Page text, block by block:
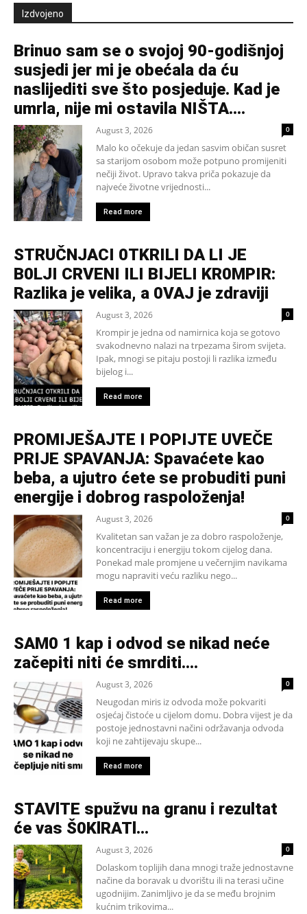
Izdvojeno
Brinuo sam se o svojoj 90-godišnjoj
susjedi jer mi je obećala da ću
naslijediti sve što posjeduje. Kad je
umrla, nije mi ostavila NIŠTA....
August 3, 2026 0
Malo ko očekuje da jedan sasvim običan susret
sa starijom osobom može potpuno promijeniti
nečiji život. Upravo takva priča pokazuje da
najveće životne vrijednosti...
Read more
STRUČNJACI 0TKRILI DA LI JE
B0LJI CRVENI ILI BIJELI KR0MPIR:
Razlika je velika, a 0VAJ je zdraviji
August 3, 2026 0
Krompir je jedna od namirnica koja se gotovo
svakodnevno nalazi na trpezama širom svijeta.
Ipak, mnogi se pitaju postoji li razlika između
bijelog i...
Read more
PROMIJEŠAJTE I POPIJTE UVEČE
PRIJE SPAVANJA: Spavaćete kao
beba, a ujutro ćete se probuditi puni
energije i dobrog raspoloženja!
August 3, 2026 0
Kvalitetan san važan je za dobro raspoloženje,
koncentraciju i energiju tokom cijelog dana.
Ponekad male promjene u večernjim navikama
mogu napraviti veću razliku nego...
Read more
SAM0 1 kap i odvod se nikad neće
začepiti niti će smrditi….
August 3, 2026 0
Neugodan miris iz odvoda može pokvariti
osjećaj čistoće u cijelom domu. Dobra vijest je da
postoje jednostavni načini održavanja odvoda
koji ne zahtijevaju skupe...
Read more
STAVlTE spužvu na granu i rezultat
će vas Š0KlRATl…
August 3, 2026 0
Dolaskom toplijih dana mnogi traže jednostavne
načine da boravak u dvorištu ili na terasi učine
ugodnijim. Zanimljivo je da se među brojnim
kućnim trikovima...